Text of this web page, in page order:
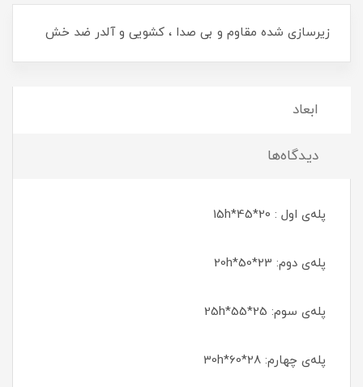
زیرسازی شده مقاوم و بی صدا ، کشویی و آلدر ضد خش
ابعاد
دیدگاه‌ها
پله‌ی اول : 20*45*15h
پله‌ی دوم: 23*50*20h
پله‌ی سوم: 25*55*25h
پله‌ی چهارم: 28*60*30h